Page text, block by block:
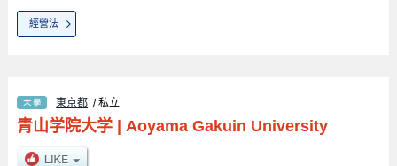
經營法
東京都 / 私立
青山学院大学| Aoyama Gakuin University